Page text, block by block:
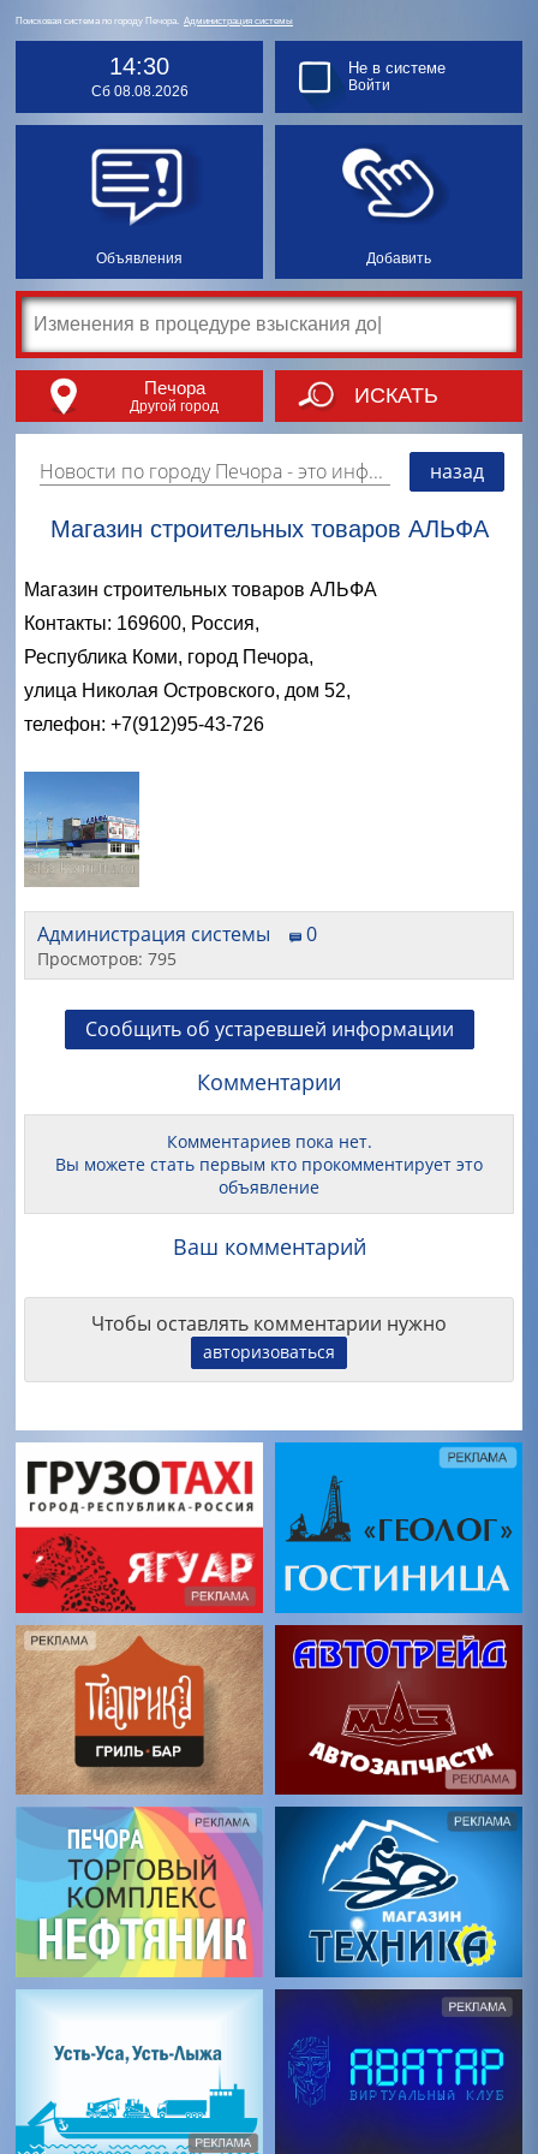
Поисковая система по городу Печора. Администрация системы
14:30
Сб 08.08.2026
Объявления Добавить
Не в системе
Войти
Печора
Другой город ИСКАТЬ
Новости по городу Печора- это информация о событиях, мероприятиях и торгово-коммерческой деятельности города. Страницу наполняют платные и бесплатные объявления, имеющие функцию "поднятия вверх списка". назад
Магазин строительных товаров АЛЬФА
Магазин строительных товаров АЛЬФА
Контакты: 169600, Россия,
Республика Коми, город Печора,
улица Николая Островского, дом 52,
телефон: +7(912)95-43-726
Администрация системы 0
Просмотров: 795
Сообщить об устаревшей информации
Комментарии
Комментариев пока нет.
Вы можете стать первым кто прокомментирует это
объявление
Ваш комментарий
Чтобы оставлять комментарии нужно
авторизоваться